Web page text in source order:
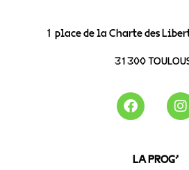
1 place de la Charte des
31300
LA PROG’